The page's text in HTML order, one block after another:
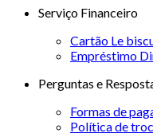
Serviço Financeiro
Cartão Le
Empréstimo
Perguntas e
Formas de
Política de